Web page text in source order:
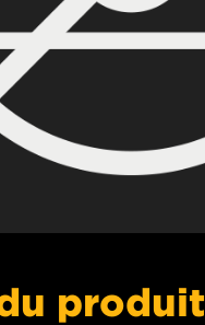
produit